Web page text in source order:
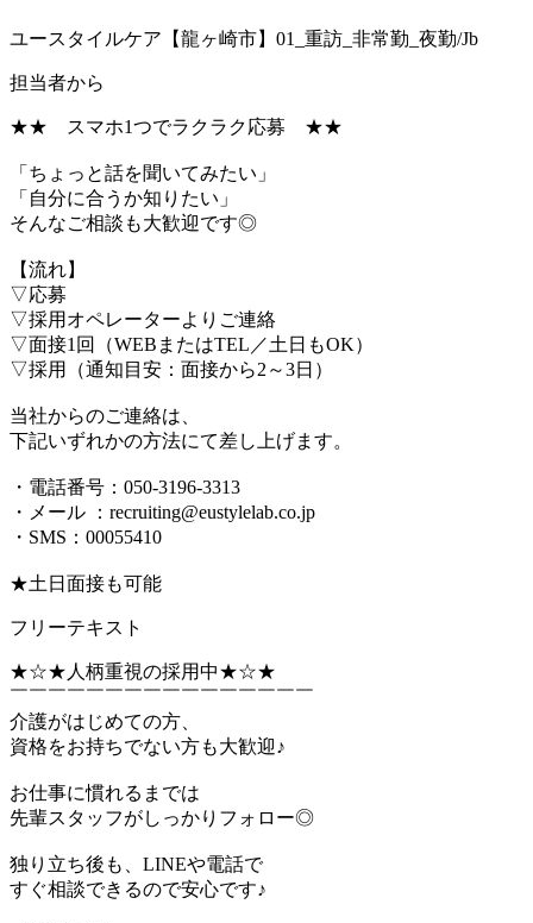
ユースタイルケア【龍ヶ崎市】01_重訪_非常勤_夜勤/Jb
担当者から
★★ スマホ1つでラクラク応募 ★★
「ちょっと話を聞いてみたい」
「自分に合うか知りたい」
そんなご相談も大歓迎です◎
【流れ】
▽応募
▽採用オペレーターよりご連絡
▽面接1回（WEBまたはTEL／土日もOK）
▽採用（通知目安：面接から2～3日）
当社からのご連絡は、
下記いずれかの方法にて差し上げます。
・電話番号：050-3196-3313
・メール ：recruiting@eustylelab.co.jp
・SMS：00055410
★土日面接も可能
フリーテキスト
★☆★人柄重視の採用中★☆★
￣￣￣￣￣￣￣￣￣￣￣￣￣￣￣￣
介護がはじめての方、
資格をお持ちでない方も大歓迎♪
お仕事に慣れるまでは
先輩スタッフがしっかりフォロー◎
独り立ち後も、LINEや電話で
すぐ相談できるので安心です♪